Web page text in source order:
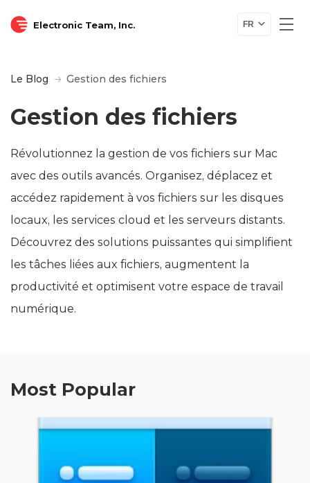
Electronic Team, Inc. FR
Le Blog Gestion des fichiers
Gestion des fichiers
Révolutionnez la gestion de vos fichiers sur Mac
avec des outils avancés. Organisez, déplacez et
accédez rapidement à vos fichiers sur les disques
locaux, les services cloud et les serveurs distants.
Découvrez des solutions puissantes qui simplifient
les tâches liées aux fichiers, augmentent la
productivité et optimisent votre espace de travail
numérique.
Most Popular